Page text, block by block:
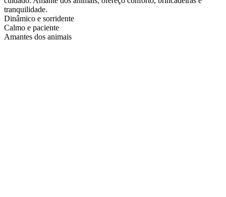
tranquilidade.
Dinâmico e sorridente
Calmo e paciente
Amantes dos animais